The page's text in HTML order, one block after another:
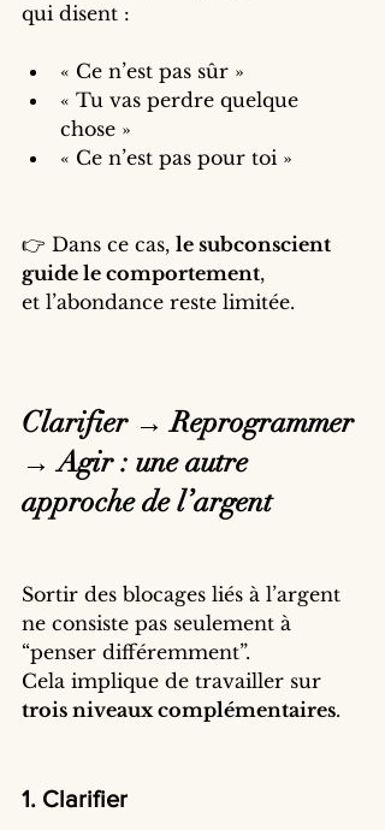
qui disent :
« Ce n’est pas sûr »
« Tu vas perdre quelque
chose »
« Ce n’est pas pour toi »
👉 Dans ce cas, le subconscient
guide le comportement,
et l’abondance reste limitée.
Clarifier → Reprogrammer
→ Agir : une autre
approche de l’argent
Sortir des blocages liés à l’argent
ne consiste pas seulement à
“penser différemment”.
Cela implique de travailler sur
trois niveaux complémentaires.
1. Clarifier